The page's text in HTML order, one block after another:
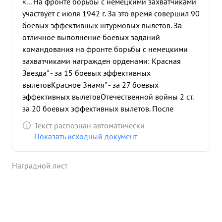
участвует с июля 1942 г. За это время совершил 90
боевых эффективных штурмовых вылетов. За
отличное выполнение боевых заданий
командования на фронте борьбы с немецкими
захватчиками награжден орденами: Красная
Звезда" - за 15 боевых эффективных
вылетовКрасное Знамя" - за 27 боевых
эффективных вылетовОтечественной войны 2 ст.
за 20 боевых эффективных вылетов. После
награды совершил 28 боевых эффективных
штурмовых вылетов в качестве ведущего. В бой
ЗА противника, производя правильный
Текст распознан автоматически
Показать исходный документ
Наградной лист